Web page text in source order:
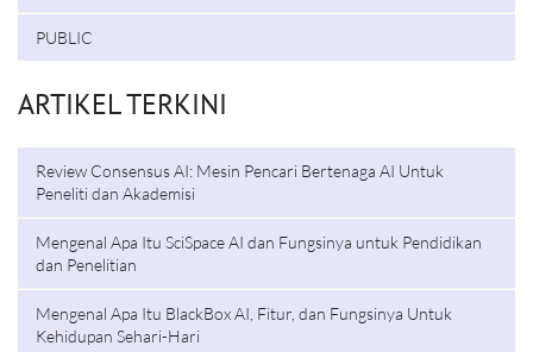
PUBLIC
ARTIKEL TERKINI
Review Consensus AI: Mesin Pencari Bertenaga AI Untuk
Peneliti dan Akademisi
Mengenal Apa Itu SciSpace AI dan Fungsinya untuk Pendidikan
dan Penelitian
Mengenal Apa Itu BlackBox AI, Fitur, dan Fungsinya Untuk
Kehidupan Sehari-Hari